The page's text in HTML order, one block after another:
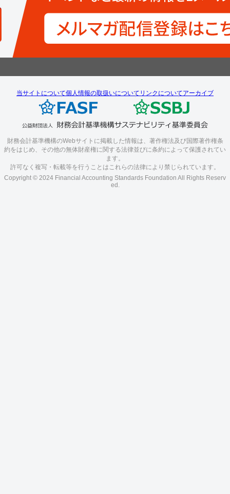
当サイトについて個人情報の取扱いについて リンクについてアーカイブ
財務会計基準機構のWebサイトに掲載した情報は、著作権法及び国際著作権条
約をはじめ、その他の無体財産権に関する法律並びに条約によって保護されてい
ます。
許可なく複写・転載等を行うことはこれらの法律により禁じられています。
Copyright © 2024 Financial Accounting Standards Foundation All Rights Reserv
ed.